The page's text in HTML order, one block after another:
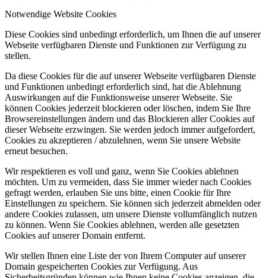
Notwendige Website Cookies
Diese Cookies sind unbedingt erforderlich, um Ihnen die auf unserer
Webseite verfügbaren Dienste und Funktionen zur Verfügung zu
stellen.
Da diese Cookies für die auf unserer Webseite verfügbaren Dienste
und Funktionen unbedingt erforderlich sind, hat die Ablehnung
Auswirkungen auf die Funktionsweise unserer Webseite. Sie
können Cookies jederzeit blockieren oder löschen, indem Sie Ihre
Browsereinstellungen ändern und das Blockieren aller Cookies auf
dieser Webseite erzwingen. Sie werden jedoch immer aufgefordert,
Cookies zu akzeptieren / abzulehnen, wenn Sie unsere Website
erneut besuchen.
Wir respektieren es voll und ganz, wenn Sie Cookies ablehnen
möchten. Um zu vermeiden, dass Sie immer wieder nach Cookies
gefragt werden, erlauben Sie uns bitte, einen Cookie für Ihre
Einstellungen zu speichern. Sie können sich jederzeit abmelden oder
andere Cookies zulassen, um unsere Dienste vollumfänglich nutzen
zu können. Wenn Sie Cookies ablehnen, werden alle gesetzten
Cookies auf unserer Domain entfernt.
Wir stellen Ihnen eine Liste der von Ihrem Computer auf unserer
Domain gespeicherten Cookies zur Verfügung. Aus